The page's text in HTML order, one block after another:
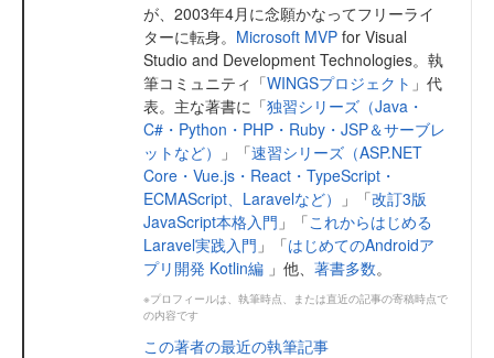
が、2003年4月に念願かなってフリーライ
ターに転身。 Microsoft MVP for Visual
Studio and Development Technologies。執
筆コミュニティ「WINGSプロジェクト 」代
表。主な著書に「独習シリーズ（Java・
C#・Python・PHP・Ruby・JSP＆サーブレ
ットなど）
」「速習シリーズ（ASP.NET
Core・Vue.js・React・TypeScript・
ECMAScript、Laravelなど）
」「改訂3版
JavaScript本格入門 」「これからはじめる
Laravel実践入門 」「はじめてのAndroidア
プリ開発 Kotlin編 」他、 著書多数。
※プロフィールは、執筆時点、または直近の記事の寄稿時点で
の内容です
この著者の最近の執筆記事